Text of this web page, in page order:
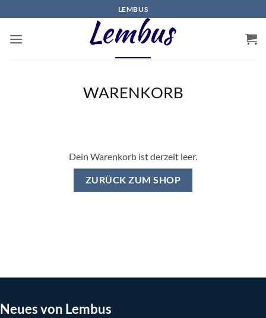
Inhalt
springen
LEMBUS
WARENKORB
Dein Warenkorb ist derzeit leer.
ZURÜCK ZUM SHOP
Neues von Lembus